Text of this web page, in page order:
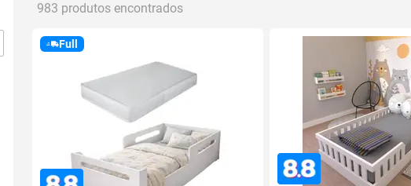
983 produtos encontrados
Full